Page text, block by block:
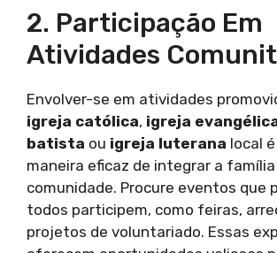
2. Participação Em
Atividades
Envolver-se em atividades
igreja católica, igreja
batista ou igreja luterana local
maneira eficaz de integrar a família
comunidade. Procure eventos que
todos participem, como feiras,
projetos de voluntariado. Essas